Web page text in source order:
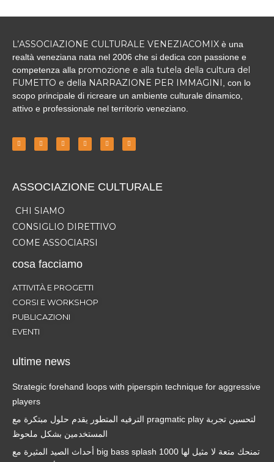
L’ASSOCIAZIONE CULTURALE VENEZIACOMIX è una
realtà veneziana nata nel 2006 che si dedica con passione e
competenza alla promozione e alla tutela della cultura del
FUMETTO e della NARRAZIONE PER IMMAGINI
, con lo
scopo principale di ricreare un ambiente culturale dinamico,
attivo e professionale nel territorio veneziano.
ASSOCIAZIONE CULTURALE
CHI SIAMO
CONSIGLIO DIRETTIVO
COME ASSOCIARSI
cosa facciamo
ATTIVITÀ E PROGETTI
CORSI E WORKSHOP
PUBLICAZIONI
EVENTI
ultime news
Strategic forehand loops with piperspin technique for aggressive
players
الترفيه المتطور يقدم حلول مبتكرة مع pragmatic play لتحسين تجربة
المستخدمين بشكل ملحوظ
أحداث الصيد المثيرة مع big bass splash 1000 تمنحك متعة لا مثيل لها